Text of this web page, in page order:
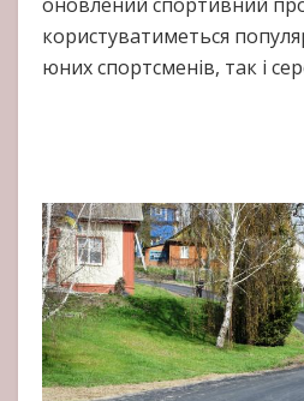
користуватиметься
юних спортсменів, так і